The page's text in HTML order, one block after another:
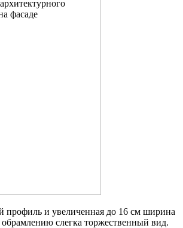
профиль и увеличенная до 16 см ширина
слегка торжественный вид.